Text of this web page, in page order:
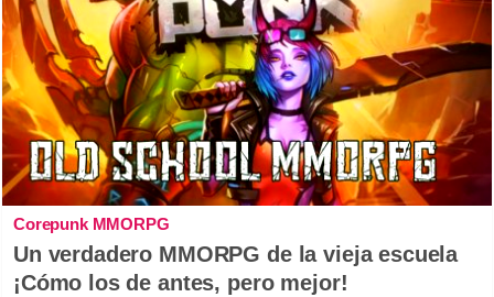
Corepunk MMORPG
Un verdadero MMORPG de la vieja escuela
¡Cómo los de antes, pero mejor!